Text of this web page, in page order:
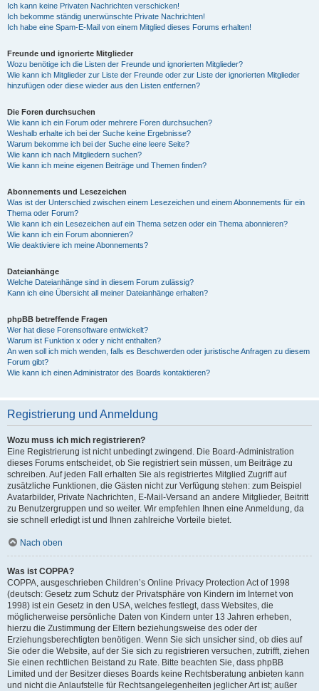
Ich kann keine Privaten Nachrichten verschicken!
Ich bekomme ständig unerwünschte Private Nachrichten!
Ich habe eine Spam-E-Mail von einem Mitglied dieses Forums erhalten!
Freunde und ignorierte Mitglieder
Wozu benötige ich die Listen der Freunde und ignorierten Mitglieder?
Wie kann ich Mitglieder zur Liste der Freunde oder zur Liste der ignorierten Mitglieder
hinzufügen oder diese wieder aus den Listen entfernen?
Die Foren durchsuchen
Wie kann ich ein Forum oder mehrere Foren durchsuchen?
Weshalb erhalte ich bei der Suche keine Ergebnisse?
Warum bekomme ich bei der Suche eine leere Seite?
Wie kann ich nach Mitgliedern suchen?
Wie kann ich meine eigenen Beiträge und Themen finden?
Abonnements und Lesezeichen
Was ist der Unterschied zwischen einem Lesezeichen und einem Abonnements für ein
Thema oder Forum?
Wie kann ich ein Lesezeichen auf ein Thema setzen oder ein Thema abonnieren?
Wie kann ich ein Forum abonnieren?
Wie deaktiviere ich meine Abonnements?
Dateianhänge
Welche Dateianhänge sind in diesem Forum zulässig?
Kann ich eine Übersicht all meiner Dateianhänge erhalten?
phpBB betreffende Fragen
Wer hat diese Forensoftware entwickelt?
Warum ist Funktion x oder y nicht enthalten?
An wen soll ich mich wenden, falls es Beschwerden oder juristische Anfragen zu diesem
Forum gibt?
Wie kann ich einen Administrator des Boards kontaktieren?
Registrierung und Anmeldung
Wozu muss ich mich registrieren?
Eine Registrierung ist nicht unbedingt zwingend. Die Board-Administration
dieses Forums entscheidet, ob Sie registriert sein müssen, um Beiträge zu
schreiben. Auf jeden Fall erhalten Sie als registriertes Mitglied Zugriff auf
zusätzliche Funktionen, die Gästen nicht zur Verfügung stehen: zum Beispiel
Avatarbilder, Private Nachrichten, E-Mail-Versand an andere Mitglieder, Beitritt
zu Benutzergruppen und so weiter. Wir empfehlen Ihnen eine Anmeldung, da
sie schnell erledigt ist und Ihnen zahlreiche Vorteile bietet.
Nach oben
Was ist COPPA?
COPPA, ausgeschrieben Children’s Online Privacy Protection Act of 1998
(deutsch: Gesetz zum Schutz der Privatsphäre von Kindern im Internet von
1998) ist ein Gesetz in den USA, welches festlegt, dass Websites, die
möglicherweise persönliche Daten von Kindern unter 13 Jahren erheben,
hierzu die Zustimmung der Eltern beziehungsweise des oder der
Erziehungsberechtigten benötigen. Wenn Sie sich unsicher sind, ob dies auf
Sie oder die Website, auf der Sie sich zu registrieren versuchen, zutrifft, ziehen
Sie einen rechtlichen Beistand zu Rate. Bitte beachten Sie, dass phpBB
Limited und der Besitzer dieses Boards keine Rechtsberatung anbieten kann
und nicht die Anlaufstelle für Rechtsangelegenheiten jeglicher Art ist; außer